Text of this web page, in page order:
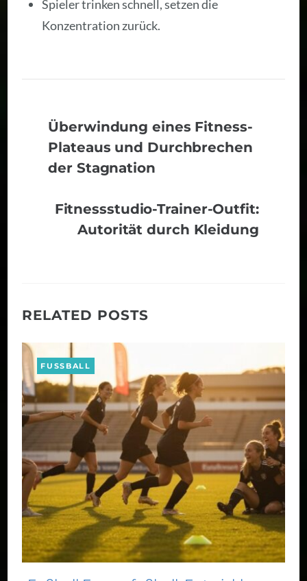
Spieler trinken schnell, setzen die
Konzentration zurück.
Überwindung eines Fitness-
Plateaus und Durchbrechen
der Stagnation
Fitnessstudio-Trainer-Outfit:
Autorität durch Kleidung
RELATED POSTS
FUSSBALL